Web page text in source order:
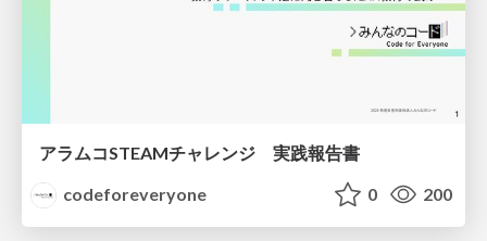
アラムコSTEAMチャレンジ 実践報告書
codeforeveryone
0 200